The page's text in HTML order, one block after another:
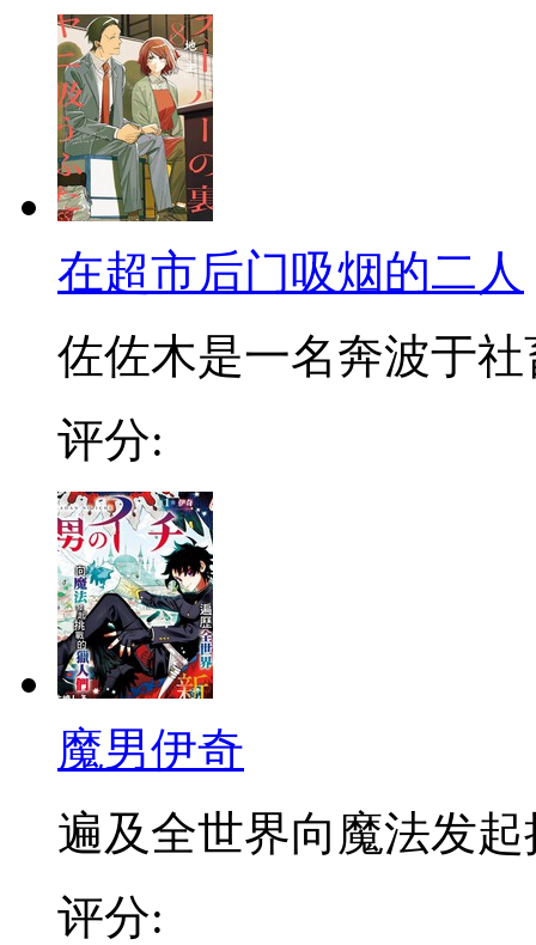
在超市后门吸烟的二人
佐佐木是一名奔波于社
评分:
魔男伊奇
遍及全世界向魔法发起
评分: